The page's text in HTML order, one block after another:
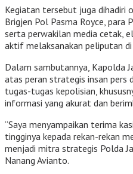
Kegiatan tersebut juga dihadiri
Brigjen Pol Pasma Royce, para
serta perwakilan media cetak,
aktif melaksanakan peliputan
Dalam sambutannya, Kapolda
atas peran strategis insan pers
tugas-tugas kepolisian,
informasi yang akurat dan
“Saya menyampaikan terima
tingginya kepada rekan-rekan
menjadi mitra strategis Polda
Nanang Avianto.